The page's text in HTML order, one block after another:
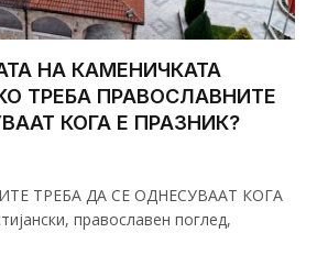
НА КАМЕНИЧКАТА
ТРЕБА ПРАВОСЛАВНИТЕ
КОГА Е ПРАЗНИК?
ТРЕБА ДА СЕ ОДНЕСУВААТ КОГА
православен поглед,